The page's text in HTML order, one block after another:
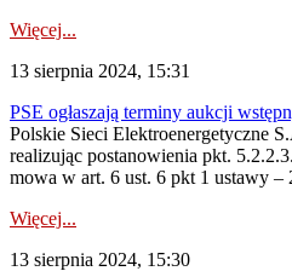
Więcej...
13 sierpnia 2024, 15:31
PSE ogłaszają terminy aukcji
Polskie Sieci Elektroenergetyczne
realizując postanowienia pkt.
mowa w art. 6 ust. 6 pkt 1 ustawy –
Więcej...
13 sierpnia 2024, 15:30